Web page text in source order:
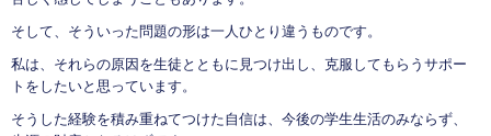
そして、そういった問題の形は一人ひとり違うものです。
私は、それらの原因を生徒とともに見つけ出し、克服してもらうサポー
トをしたいと思っています。
そうした経験を積み重ねてつけた自信は、今後の学生生活のみならず、